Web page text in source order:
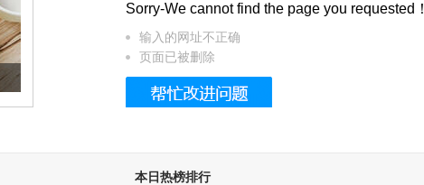
入佛家七宝的它到底有多美？
Sorry-We cannot find the page you requested！
输入的网址不正确
页面已被删除
本日热榜排行